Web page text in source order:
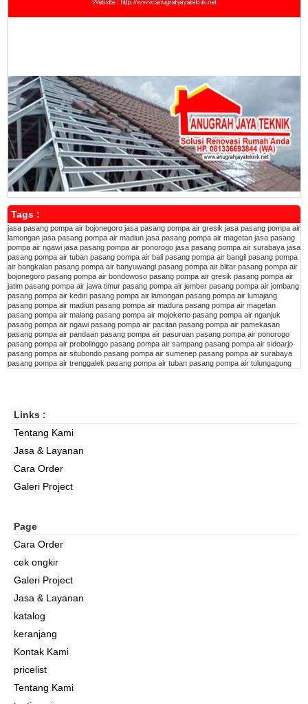
Tags :
jasa pasang pompa air bojonegoro jasa pasang pompa air gresik jasa pasang pompa air
lamongan jasa pasang pompa air madiun jasa pasang pompa air magetan jasa pasang
pompa air ngawi jasa pasang pompa air ponorogo jasa pasang pompa air surabaya jasa
pasang pompa air tuban pasang pompa air bali pasang pompa air bangil pasang pompa
air bangkalan pasang pompa air banyuwangi pasang pompa air blitar pasang pompa air
bojonegoro pasang pompa air bondowoso pasang pompa air gresik pasang pompa air
jatim pasang pompa air jawa timur pasang pompa air jember pasang pompa air jombang
pasang pompa air kediri pasang pompa air lamongan pasang pompa air lumajang
pasang pompa air madiun pasang pompa air madura pasang pompa air magetan
pasang pompa air malang pasang pompa air mojokerto pasang pompa air nganjuk
pasang pompa air ngawi pasang pompa air pacitan pasang pompa air pamekasan
pasang pompa air pandaan pasang pompa air pasuruan pasang pompa air ponorogo
pasang pompa air probolinggo pasang pompa air sampang pasang pompa air sidoarjo
pasang pompa air situbondo pasang pompa air sumenep pasang pompa air surabaya
pasang pompa air trenggalek pasang pompa air tuban pasang pompa air tulungagung
Links :
Tentang Kami
Jasa & Layanan
Cara Order
Galeri Project
Page
Cara Order
cek ongkir
Galeri Project
Jasa & Layanan
katalog
keranjang
Kontak Kami
pricelist
Tentang Kami